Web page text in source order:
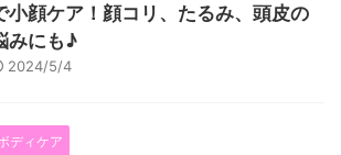
小顔ケア！顔コリ、たるみ、頭皮の
みにも♪
2024/5/4
ディケア